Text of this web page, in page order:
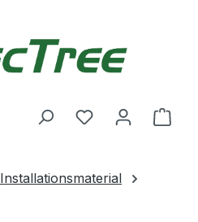
Du hast 0
Installationsmaterial